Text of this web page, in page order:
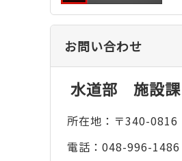
お問い合わせ
水道部 施設
所在地：〒340-
電話：048-996-1486